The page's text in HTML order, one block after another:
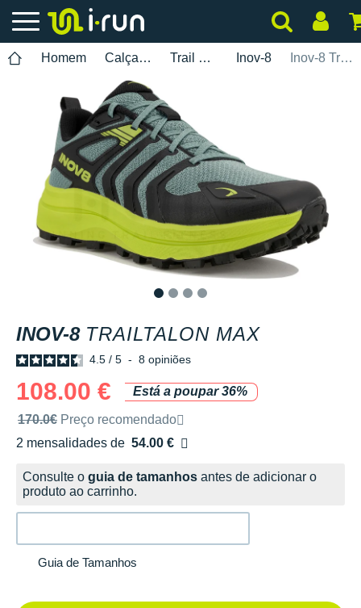
Homem Calçados Trail Running Inov-8 Inov-8 Trailtalon Max
INOV-8 TRAILTALON MAX
4.5 / 5 - 8 opiniões
108.00 €
Está a poupar 36%
Preço de venda recomendado pela marca
170.0€ Preço recomendado
2 mensalidades de 54.00 €
sem custos
Consulte o guia de tamanhos antes de adicionar o
produto ao carrinho.
Guia de Tamanhos